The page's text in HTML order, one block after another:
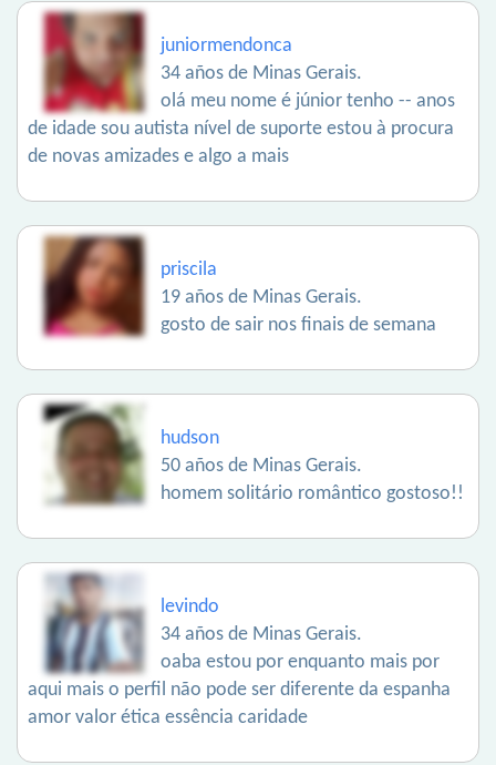
juniormendonca
34 años de Minas Gerais.
olá meu nome é júnior tenho -- anos
de idade sou autista nível de suporte estou à procura
de novas amizades e algo a mais
priscila
19 años de Minas Gerais.
gosto de sair nos finais de semana
hudson
50 años de Minas Gerais.
homem solitário romântico gostoso!!
levindo
34 años de Minas Gerais.
oaba estou por enquanto mais por
aqui mais o perfil não pode ser diferente da espanha
amor valor ética essência caridade